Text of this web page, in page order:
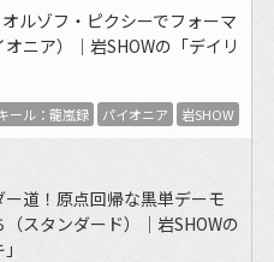
ルゾフ・ピクシーでフォーマ
ニア）｜岩SHOWの「デイリ
ール：龍嵐録 パイオニア 岩SHOW
ー道！原点回帰な黒単デーモ
スタンダード）｜岩SHOWの